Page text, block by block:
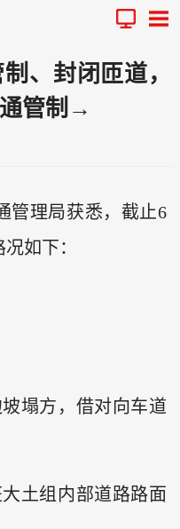
、封闭匝道，
管制→
管理局获悉，截止6
如下：
塌方，借对向车道
土组内部道路路面